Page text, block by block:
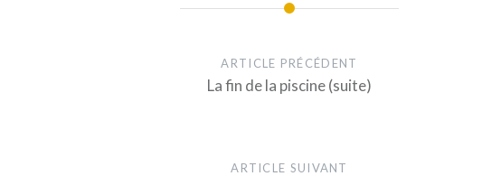
ARTICLE PRÉCÉDENT
La fin de la piscine (suite)
ARTICLE SUIVANT